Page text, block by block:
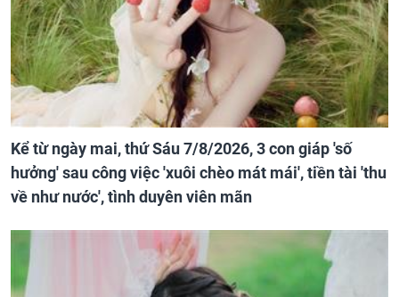
Kể từ ngày mai, thứ Sáu 7/8/2026, 3 con giáp 'số
hưởng' sau công việc 'xuôi chèo mát mái', tiền tài 'thu
về như nước', tình duyên viên mãn